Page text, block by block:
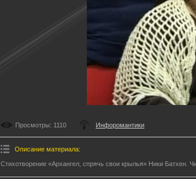
Просмотры: 1110 Инфоромантики
Описание материала:
Стихотворение «Архангел, спрячь свои крылья» Ники Батхен.